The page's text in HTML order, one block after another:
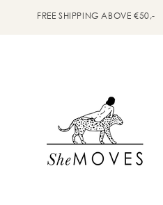
FREE SHIPPING ABOVE €50,-